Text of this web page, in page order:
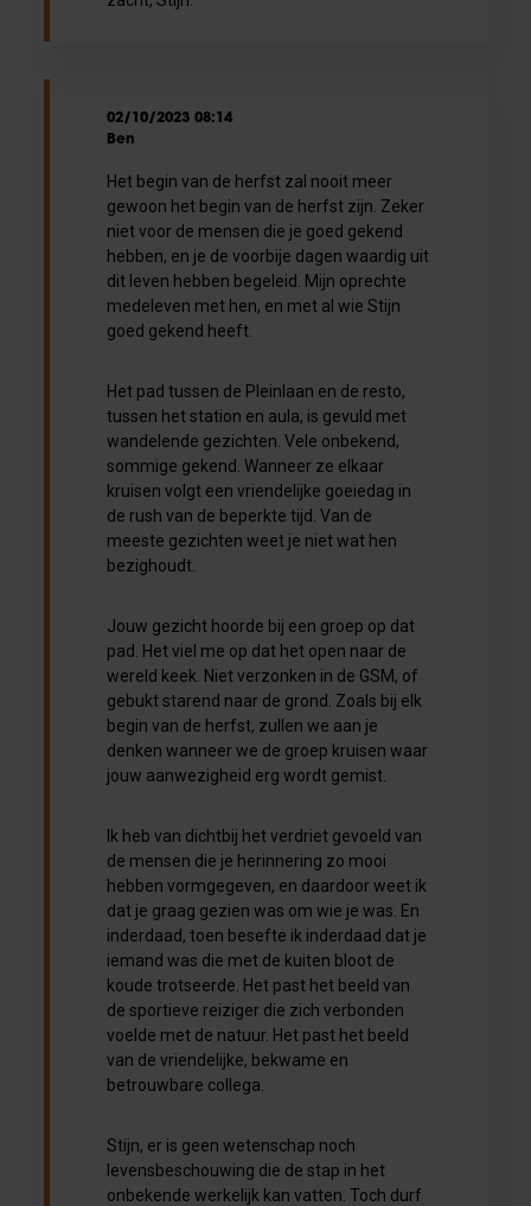
02/10/2023 08:14
Ben
Het begin van de herfst zal nooit meer
gewoon het begin van de herfst zijn. Zeker
niet voor de mensen die je goed gekend
hebben, en je de voorbije dagen waardig uit
dit leven hebben begeleid. Mijn oprechte
medeleven met hen, en met al wie Stijn
goed gekend heeft.
Het pad tussen de Pleinlaan en de resto,
tussen het station en aula, is gevuld met
wandelende gezichten. Vele onbekend,
sommige gekend. Wanneer ze elkaar
kruisen volgt een vriendelijke goeiedag in
de rush van de beperkte tijd. Van de
meeste gezichten weet je niet wat hen
bezighoudt.
Jouw gezicht hoorde bij een groep op dat
pad. Het viel me op dat het open naar de
wereld keek. Niet verzonken in de GSM, of
gebukt starend naar de grond. Zoals bij elk
begin van de herfst, zullen we aan je
denken wanneer we de groep kruisen waar
jouw aanwezigheid erg wordt gemist.
Ik heb van dichtbij het verdriet gevoeld van
de mensen die je herinnering zo mooi
hebben vormgegeven, en daardoor weet ik
dat je graag gezien was om wie je was. En
inderdaad, toen besefte ik inderdaad dat je
iemand was die met de kuiten bloot de
koude trotseerde. Het past het beeld van
de sportieve reiziger die zich verbonden
voelde met de natuur. Het past het beeld
van de vriendelijke, bekwame en
betrouwbare collega.
Stijn, er is geen wetenschap noch
levensbeschouwing die de stap in het
onbekende werkelijk kan vatten. Toch durf